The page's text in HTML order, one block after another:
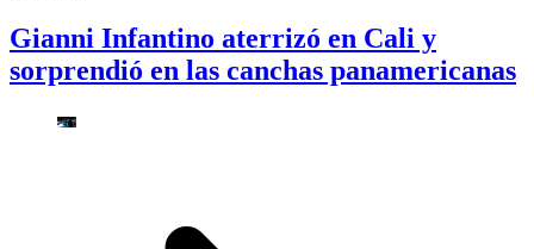
Gianni Infantino aterrizó en Cali y
sorprendió en las canchas panamericanas